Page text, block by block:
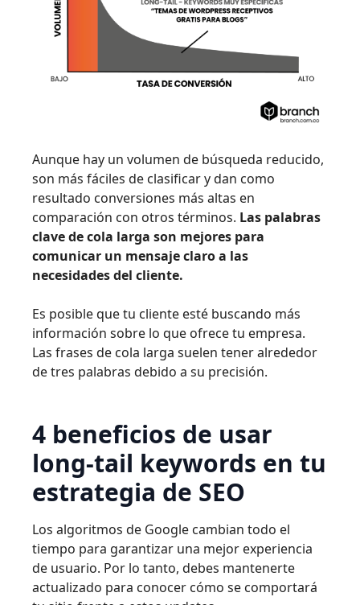
Aunque hay un volumen de búsqueda reducido,
son más fáciles de clasificar y dan como
resultado conversiones más altas en
comparación con otros términos. Las palabras
clave de cola larga son mejores para
comunicar un mensaje claro a las
necesidades del cliente.
Es posible que tu cliente esté buscando más
información sobre lo que ofrece tu empresa.
Las frases de cola larga suelen tener alrededor
de tres palabras debido a su precisión.
4 beneficios de usar
long-tail keywords en tu
estrategia de SEO
Los algoritmos de Google cambian todo el
tiempo para garantizar una mejor experiencia
de usuario. Por lo tanto, debes mantenerte
actualizado para conocer cómo se comportará